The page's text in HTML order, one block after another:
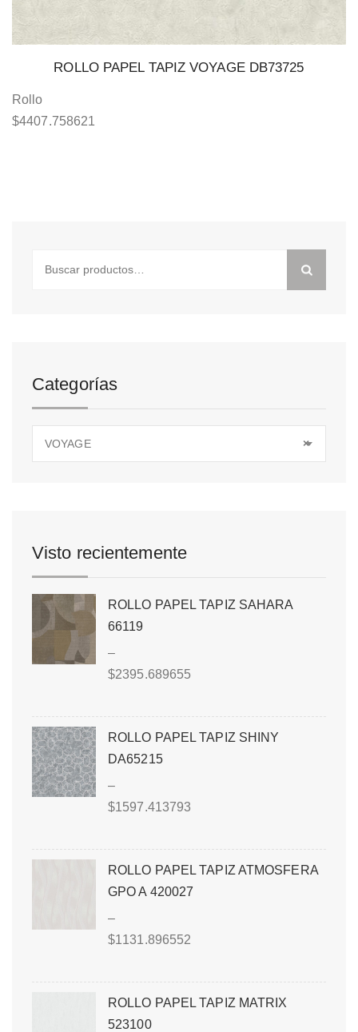
ROLLO PAPEL TAPIZ VOYAGE DB73725
Rollo
$4407.758621
Categorías
×
VOYAGE
Visto recientemente
ROLLO PAPEL TAPIZ SAHARA
66119
–
$2395.689655
ROLLO PAPEL TAPIZ SHINY
DA65215
–
$1597.413793
ROLLO PAPEL TAPIZ ATMOSFERA
GPO A 420027
–
$1131.896552
ROLLO PAPEL TAPIZ MATRIX
523100